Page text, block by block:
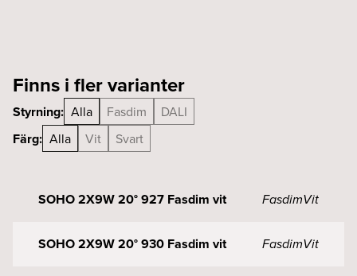
Finns i fler varianter
Styrning: Alla Fasdim DALI
Färg: Alla Vit Svart
SOHO 2X9W 20° 927 Fasdim vit FasdimVit
SOHO 2X9W 20° 930 Fasdim vit FasdimVit